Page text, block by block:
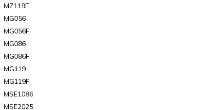
MZ119F
MG056
MG056F
MG086
MG086F
MG119
MG119F
MSE1086
MSE2025